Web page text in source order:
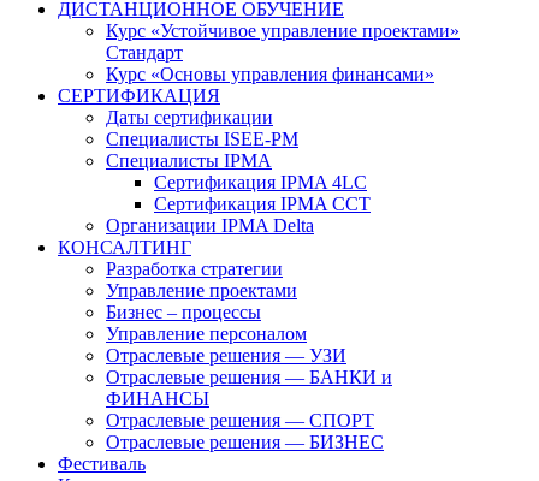
ДИСТАНЦИОННОЕ ОБУЧЕНИЕ
Курс «Устойчивое управление проектами»
Стандарт
Курс «Основы управления финансами»
СЕРТИФИКАЦИЯ
Даты сертификации
Специалисты ISEE-PM
Специалисты IPMA
Сертификация IPMA 4LC
Сертификация IPMA CCT
Организации IPMA Delta
КОНСАЛТИНГ
Разработка стратегии
Управление проектами
Бизнес – процессы
Управление персоналом
Отраслевые решения — УЗИ
Отраслевые решения — БАНКИ и
ФИНАНСЫ
Отраслевые решения — СПОРТ
Отраслевые решения — БИЗНЕС
Фестиваль